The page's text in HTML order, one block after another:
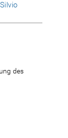
Silvio
des